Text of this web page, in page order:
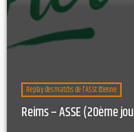
Replay des matchs de l'AS St Etienne
Reims – ASSE (20ème